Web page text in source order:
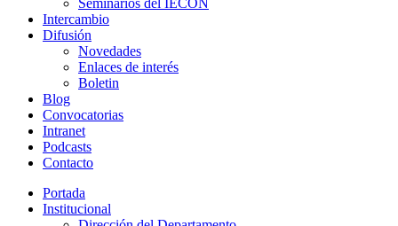
Intercambio
Difusión
Novedades
Enlaces de interés
Boletin
Blog
Convocatorias
Intranet
Podcasts
Contacto
Portada
Institucional